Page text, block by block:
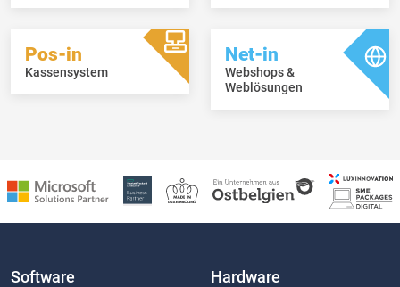
Pos-in
Kassensystem
Net-in
Webshops &
Weblösungen
Software Hardware